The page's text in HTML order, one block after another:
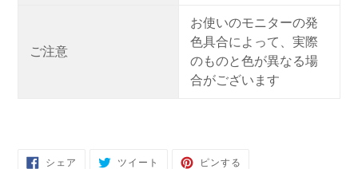
ご注意
お使いのモニターの発
色具合によって、実際
のものと色が異なる場
合がございます
シェア FACEBOOKツイート
TWITTERピンする